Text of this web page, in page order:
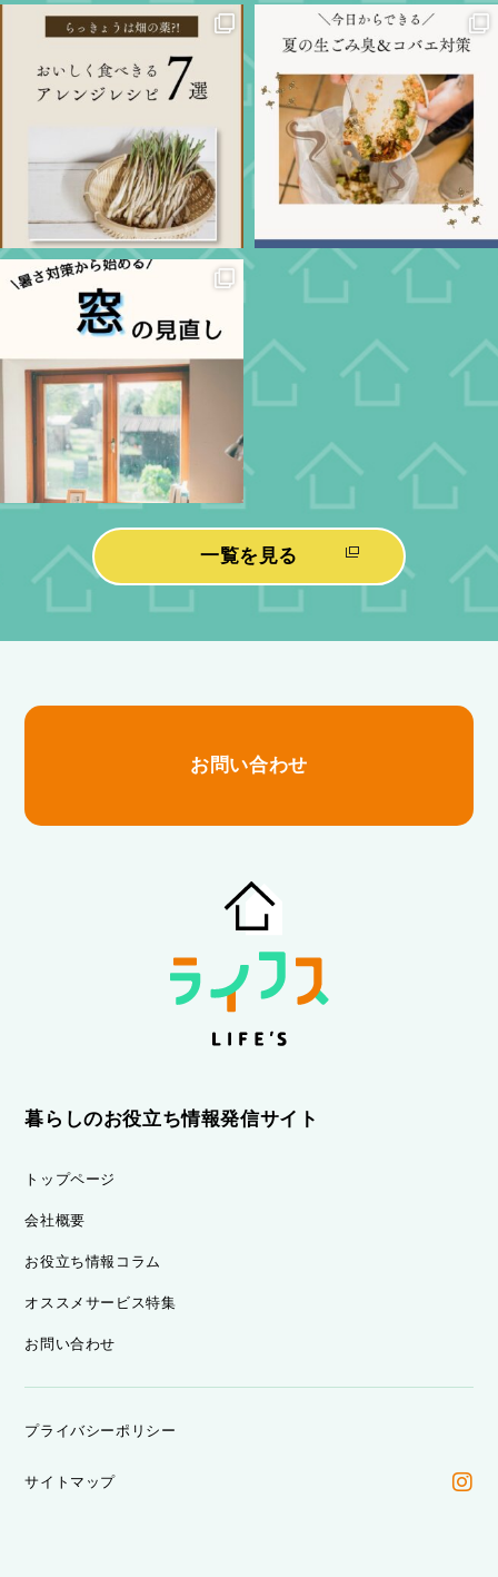
一覧を見る
お問い合わせ
暮らしのお役立ち情報発信サイト
トップページ
会社概要
お役立ち情報コラム
オススメサービス特集
お問い合わせ
プライバシーポリシー
サイトマップ